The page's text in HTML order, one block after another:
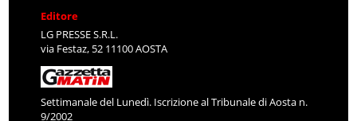
Editore
LG PRESSE S.R.L.
via Festaz, 52 11100 AOSTA
Settimanale del Lunedì. Iscrizione al Tribunale di Aosta n.
9/2002